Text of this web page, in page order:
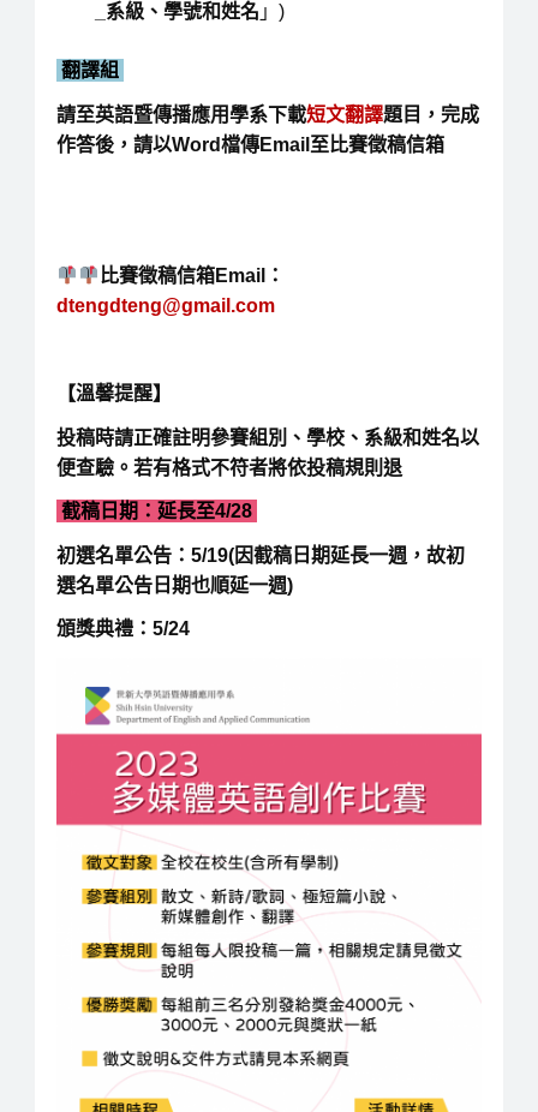
_系級、學號和姓名 」)
翻譯組
請至英語暨傳播應用學系下載短文翻譯題目，完成
作答後，請以Word檔傳Email至比賽徵稿信箱
比賽徵稿信箱Email：
dtengdteng@gmail.com
【溫馨提醒】
投稿時請正確註明參賽組別、學校、系級和姓名以
便查驗。若有格式不符者將依投稿規則退
截稿日期：延長至4/28
初選名單公告：5/19(因截稿日期延長一週，故初
選名單公告日期也順延一週)
頒獎典禮：5/24